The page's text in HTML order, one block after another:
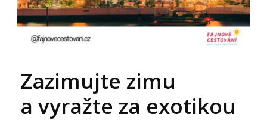
Zazimujte zimu
a vyražte za exotikou